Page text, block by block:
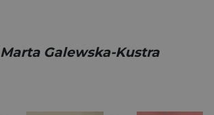
Marta Galewska-Kustra